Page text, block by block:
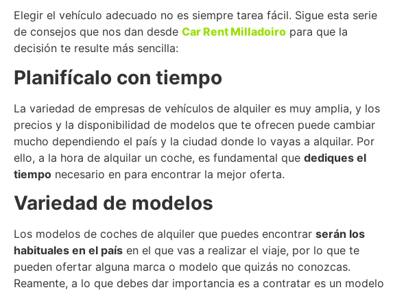
Elegir el vehículo adecuado no es siempre tarea fácil. Sigue esta serie
de consejos que nos dan desde Car Rent Milladoiro para que la
decisión te resulte más sencilla:
Planifícalo con tiempo
La variedad de empresas de vehículos de alquiler es muy amplia, y los
precios y la disponibilidad de modelos que te ofrecen puede cambiar
mucho dependiendo el país y la ciudad donde lo vayas a alquilar. Por
ello, a la hora de alquilar un coche, es fundamental que dediques el
tiempo necesario en para encontrar la mejor oferta.
Variedad de modelos
Los modelos de coches de alquiler que puedes encontrar serán los
habituales en el país en el que vas a realizar el viaje, por lo que te
pueden ofertar alguna marca o modelo que quizás no conozcas.
Reamente, a lo que debes dar importancia es a contratar es un modelo